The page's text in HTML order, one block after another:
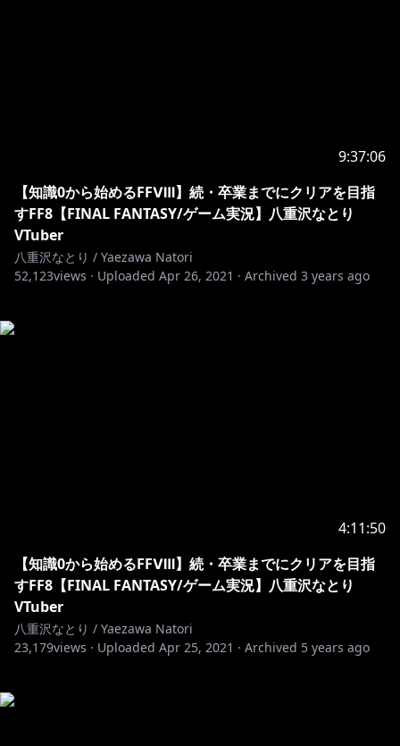
9:37:06
【知識0から始めるFFⅧ】続・卒業までにクリアを目指
すFF8【FINAL FANTASY/ゲーム実況】八重沢なとり
VTuber
八重沢なとり / Yaezawa Natori
52,123views · Uploaded Apr 26, 2021 · Archived 3 years ago
4:11:50
【知識0から始めるFFⅧ】続・卒業までにクリアを目指
すFF8【FINAL FANTASY/ゲーム実況】八重沢なとり
VTuber
八重沢なとり / Yaezawa Natori
23,179views · Uploaded Apr 25, 2021 · Archived 5 years ago